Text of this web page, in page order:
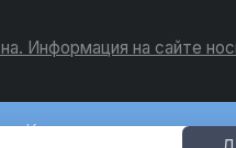
Информация на
Консультации